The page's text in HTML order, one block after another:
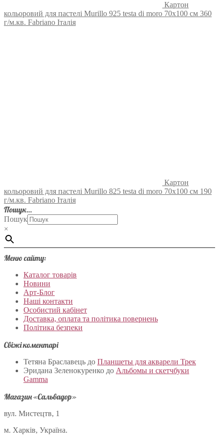
Картон
кольоровий для пастелі Murillo 925 testa di moro 70х100 см 360
г/м.кв. Fabriano Італія
Картон
кольоровий для пастелі Murillo 825 testa di moro 70х100 см 190
г/м.кв. Fabriano Італія
Пошук…
Пошук
×
Меню сайту:
Каталог товарів
Новини
Арт-Блог
Наші контакти
Особистий кабінет
Доставка, оплата та політика повернень
Політика безпеки
Свіжі коментарі
Тетяна Браславець до Планшеты для акварели Трек
Эридана Зеленокуренко до Альбомы и скетчбуки
Gamma
Магазин «Сальвадор»
вул. Мистецтв, 1
м. Харків, Україна.